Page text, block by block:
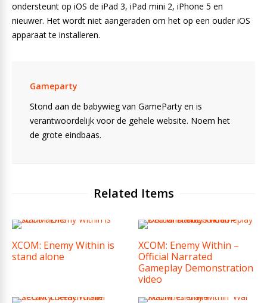
ondersteunt op iOS de iPad 3, iPad mini 2, iPhone 5 en
nieuwer. Het wordt niet aangeraden om het op een ouder iOS
apparaat te installeren.
Gameparty
Stond aan de babywieg van GameParty en is
verantwoordelijk voor de gehele website. Noem het
de grote eindbaas.
Related Items
XCOM: Enemy Within is
stand alone
XCOM: Enemy Within –
Official Narrated
Gameplay Demonstration
video